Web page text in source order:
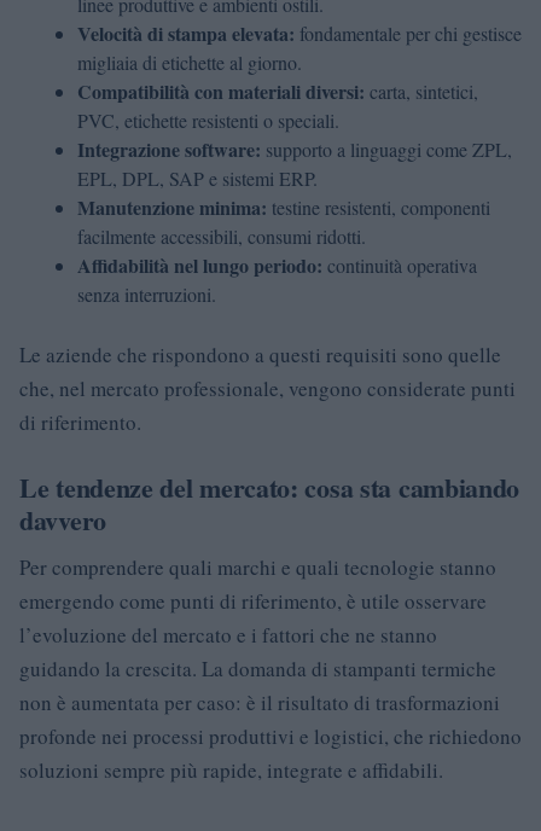
Velocità di stampa elevata: fondamentale per chi gestisce
migliaia di etichette al giorno.
Compatibilità con materiali diversi: carta, sintetici,
PVC, etichette resistenti o speciali.
Integrazione software: supporto a linguaggi come ZPL,
EPL, DPL, SAP e sistemi ERP.
Manutenzione minima: testine resistenti, componenti
facilmente accessibili, consumi ridotti.
Affidabilità nel lungo periodo: continuità operativa
senza interruzioni.
Le aziende che rispondono a questi requisiti sono quelle
che, nel mercato professionale, vengono considerate punti
di riferimento.
Le tendenze del mercato: cosa sta cambiando
davvero
Per comprendere quali marchi e quali tecnologie stanno
emergendo come punti di riferimento, è utile osservare
l’evoluzione del mercato e i fattori che ne stanno
guidando la crescita. La domanda di stampanti termiche
non è aumentata per caso: è il risultato di trasformazioni
profonde nei processi produttivi e logistici, che richiedono
soluzioni sempre più rapide, integrate e affidabili.